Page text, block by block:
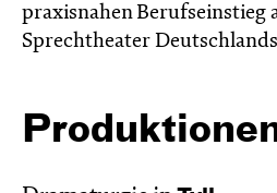
praxisnahen Berufseinstieg
Sprechtheater